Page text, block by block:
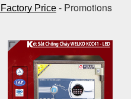
Price - Promotions